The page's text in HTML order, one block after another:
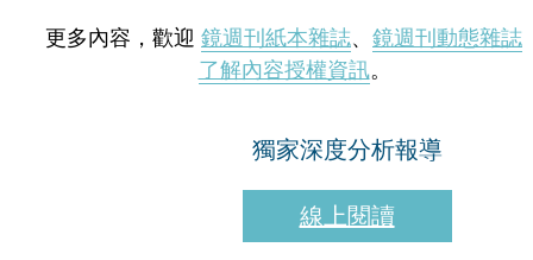
更多內容，歡迎 鏡週刊紙本雜誌、 鏡週刊動態雜誌
了解內容授權資訊。
獨家深度分析報導
線上閱讀